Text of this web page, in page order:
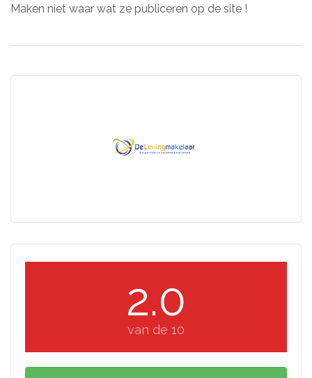
Maken niet waar wat ze publiceren op de site !
2.0
van de 10